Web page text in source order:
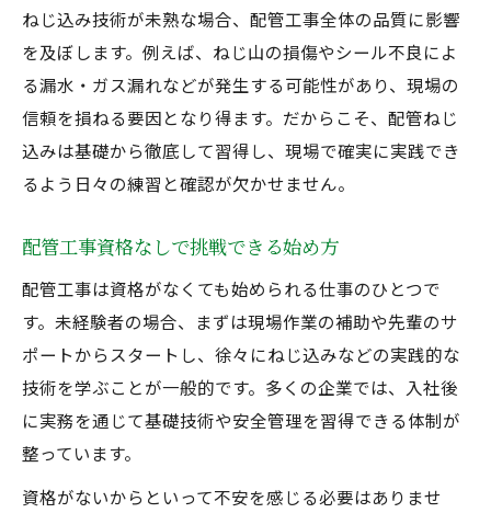
ねじ込み技術が未熟な場合、配管工事全体の品質に影響
を及ぼします。例えば、ねじ山の損傷やシール不良によ
る漏水・ガス漏れなどが発生する可能性があり、現場の
信頼を損ねる要因となり得ます。だからこそ、配管ねじ
込みは基礎から徹底して習得し、現場で確実に実践でき
るよう日々の練習と確認が欠かせません。
配管工事資格なしで挑戦できる始め方
配管工事は資格がなくても始められる仕事のひとつで
す。未経験者の場合、まずは現場作業の補助や先輩のサ
ポートからスタートし、徐々にねじ込みなどの実践的な
技術を学ぶことが一般的です。多くの企業では、入社後
に実務を通じて基礎技術や安全管理を習得できる体制が
整っています。
資格がないからといって不安を感じる必要はありませ